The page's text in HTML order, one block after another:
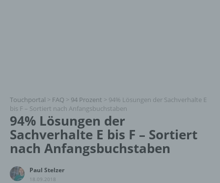
Touchportal > FAQ > 94 Prozent > 94% Lösungen der Sachverhalte E
bis F – Sortiert nach Anfangsbuchstaben
94% Lösungen der
Sachverhalte E bis F – Sortiert
nach Anfangsbuchstaben
Paul Stelzer
18.09.2018